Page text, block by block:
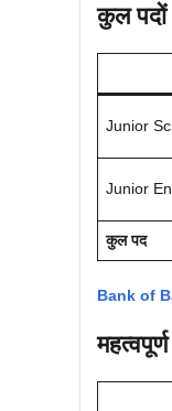
कुल
Junior
Junior
कुल पद
Bank of